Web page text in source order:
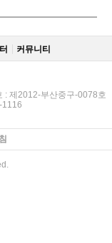
커뮤니티
: 제2012-부산중구-0078호
1116